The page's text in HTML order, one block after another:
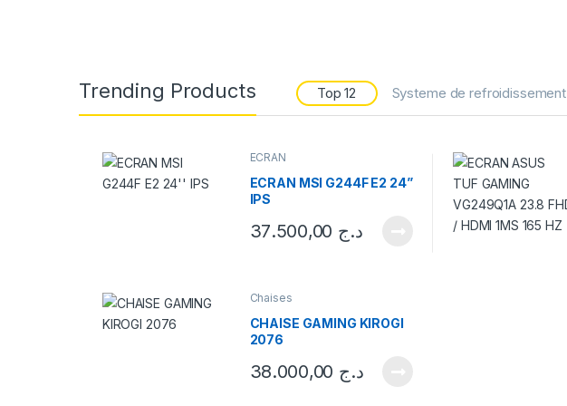
Trending Products Top 12 Systeme de refroidissement
ECRAN
ECRAN MSI G244F E2 24”
IPS
د.ج
Chaises
CHAISE GAMING KIROGI
2076
د.ج